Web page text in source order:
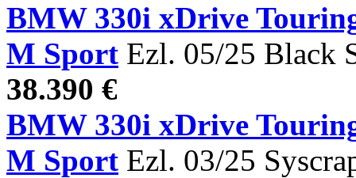
BMW 330i xDrive
M Sport Ezl. 05/25 Black
38.390 €
BMW 330i xDrive
M Sport Ezl. 03/25